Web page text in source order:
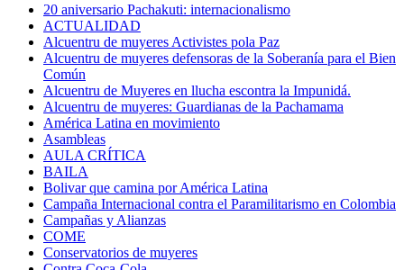
20 aniversario Pachakuti: internacionalismo
ACTUALIDAD
Alcuentru de muyeres Activistes pola Paz
Alcuentru de muyeres defensoras de la Soberanía para el Bien
Común
Alcuentru de Muyeres en llucha escontra la Impunidá.
Alcuentru de muyeres: Guardianas de la Pachamama
América Latina en movimiento
Asambleas
AULA CRÍTICA
BAILA
Bolivar que camina por América Latina
Campaña Internacional contra el Paramilitarismo en Colombia
Campañas y Alianzas
COME
Conservatorios de muyeres